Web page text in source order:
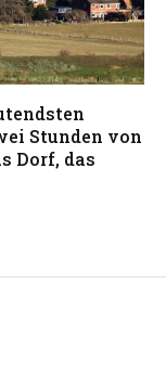
Stunden von
Dorf, das